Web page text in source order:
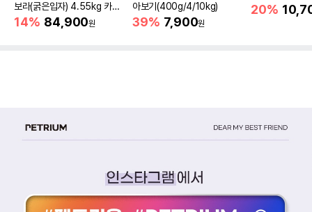
보라(굵은입자) 4.55kg 카사
바모래
14% 84,900원
아보기(400g/4/10kg)
39% 7,900원
20%